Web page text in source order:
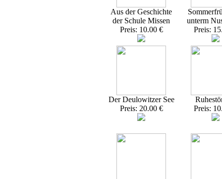
Aus der Geschichte
der Schule Missen
Preis: 10.00 €
unterm
Preis:
Der Deulowitzer See
Preis: 20.00 €
Preis: